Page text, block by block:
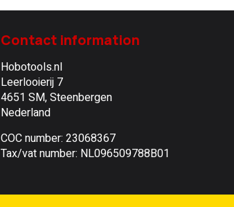
Contact information
Hobotools.nl
Leerlooierij 7
4651 SM, Steenbergen
Nederland
COC number: 23068367
Tax/vat number: NL096509788B01